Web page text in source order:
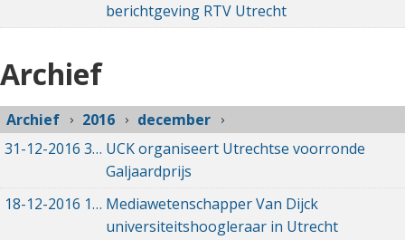
berichtgeving RTV Utrecht
Archief
Archief 2016
december
31-12-2016 31-12-2016 12:15
UCK organiseert Utrechtse voorronde
Galjaardprijs
18-12-2016 18-12-2016 10:26
Mediawetenschapper Van Dijck
universiteitshoogleraar in Utrecht